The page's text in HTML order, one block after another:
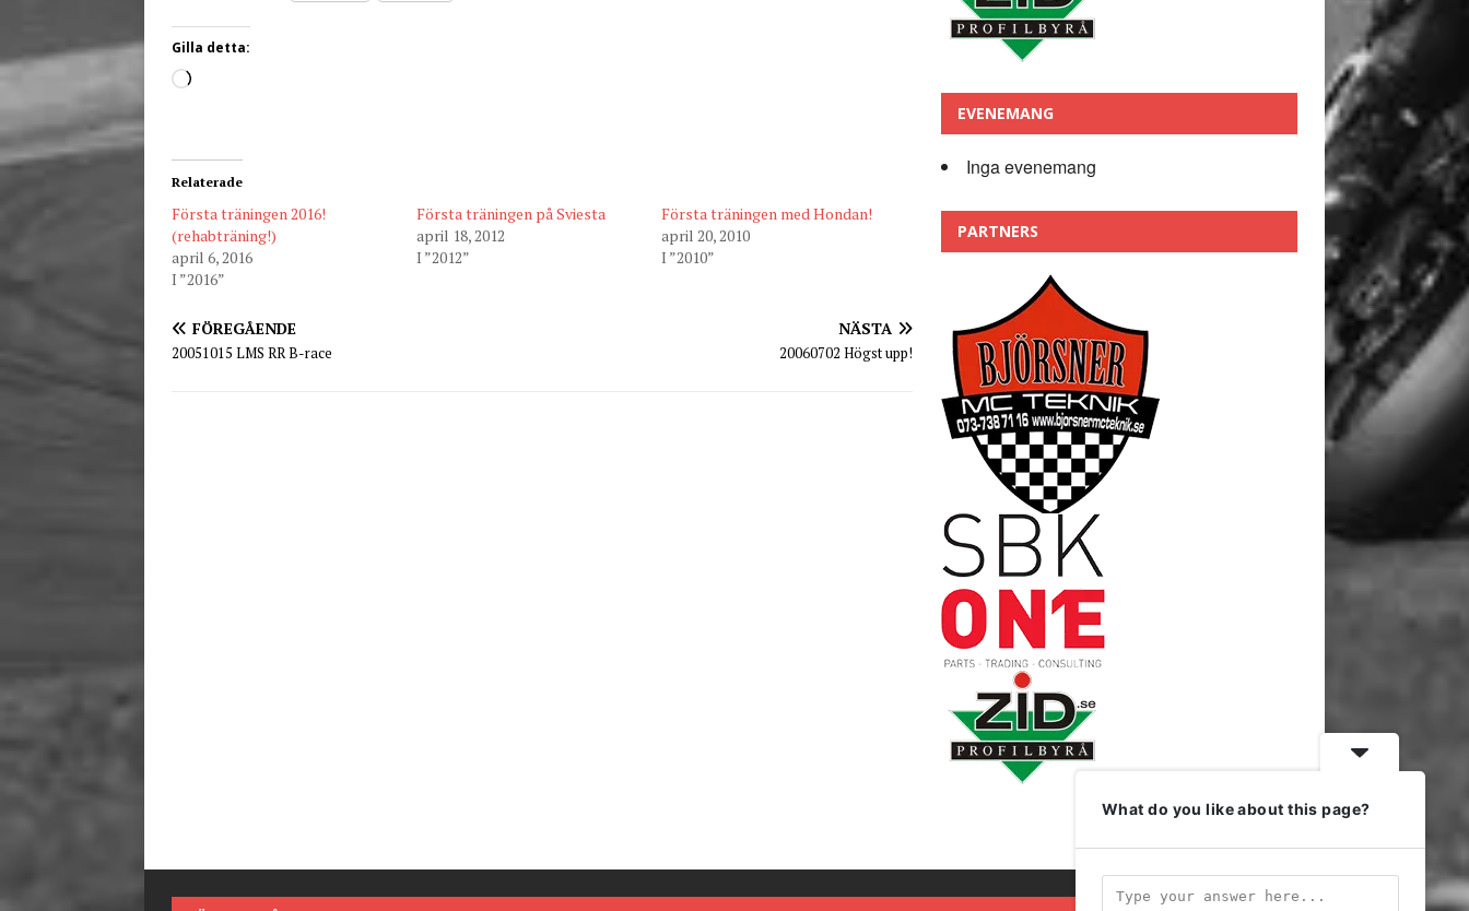
Gilla detta:
Relaterade
Första träningen 2016!
(rehabträning!)
april 6, 2016
I ”2016”
Första träningen på Sviesta
april 18, 2012
I ”2012”
Första träningen med Hondan!
april 20, 2010
I ”2010”
FÖREGÅENDE
20051015 LMS RR B-race
NÄSTA
20060702 Högst upp!
EVENEMANG
Inga evenemang
PARTNERS
What do you like about this page?